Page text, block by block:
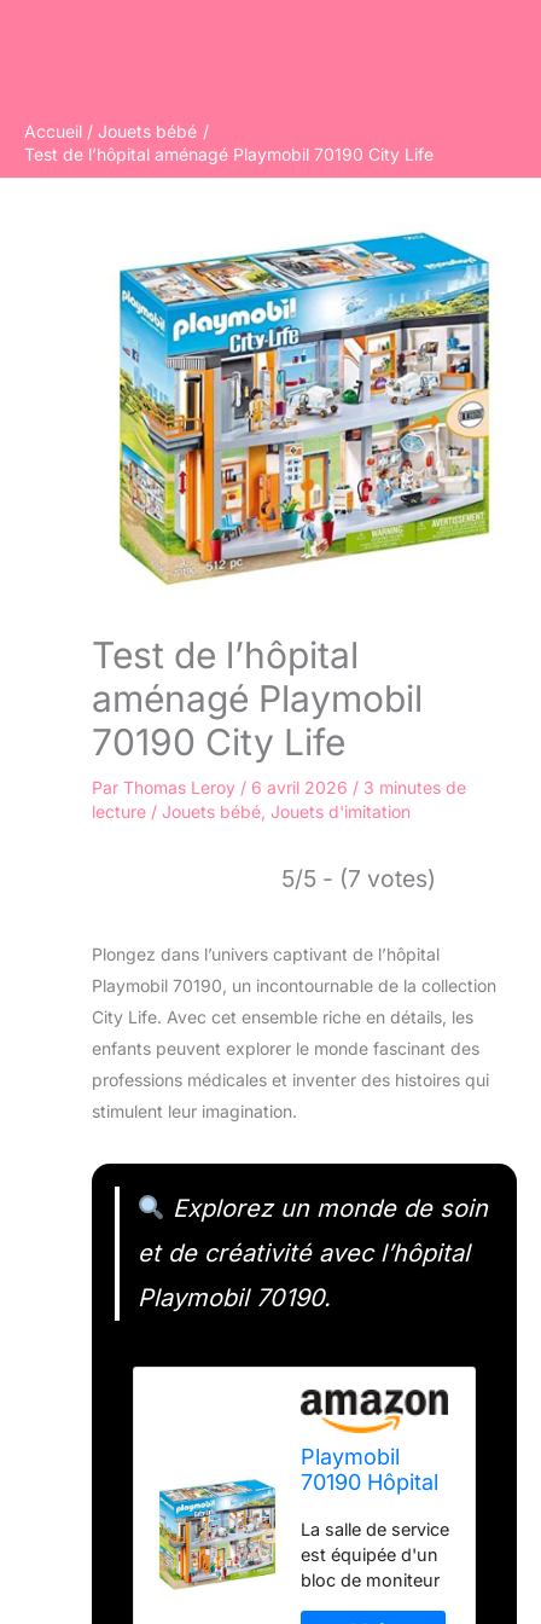
Accueil
Jouets bébé
Test de l’hôpital aménagé Playmobil 70190 City Life
Test de l’hôpital
aménagé Playmobil
70190 City Life
Par Thomas Leroy / 6 avril 2026 / 3 minutes de
lecture / Jouets bébé Jouets d'imitation
5/5 - (7 votes)
Plongez dans l’univers captivant de l’hôpital
Playmobil 70190, un incontournable de la collection
City Life. Avec cet ensemble riche en détails, les
enfants peuvent explorer le monde fascinant des
professions médicales et inventer des histoires qui
stimulent leur imagination.
Explorez un monde de soin
et de créativité avec l’hôpital
Playmobil 70190.
Playmobil
70190 Hôpital
City Life-
L'hôpital - City
Life L'hôpital
La salle de service
est équipée d'un
bloc de moniteur